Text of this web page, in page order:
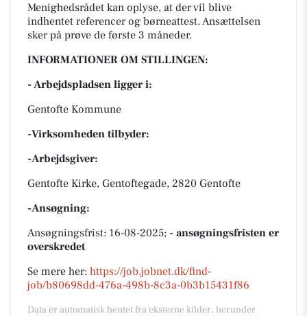
Menighedsrådet kan oplyse, at der vil blive
indhentet referencer og børneattest. Ansættelsen
sker på prøve de første 3 måneder.
INFORMATIONER OM STILLINGEN:
- Arbejdspladsen ligger i:
Gentofte Kommune
-Virksomheden tilbyder:
-Arbejdsgiver:
Gentofte Kirke, Gentoftegade, 2820 Gentofte
-Ansøgning:
Ansøgningsfrist: 16-08-2025; - ansøgningsfristen er
overskredet
Se mere her: https://job.jobnet.dk/find-
job/b80698dd-476a-498b-8c3a-0b3b15431f86
Data er automatisk hentet fra eksterne kilder, herunder